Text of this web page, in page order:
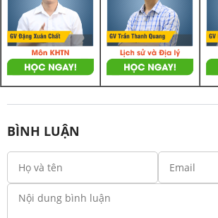
BÌNH LUẬN